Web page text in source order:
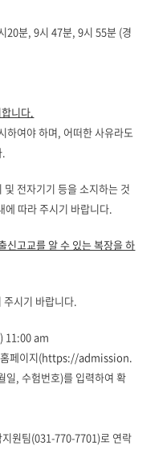
20분, 9시 47분,9시 55분 (경
니다.
여야 하며, 어떠한 사유라도
.
전자기기 등을 소지하는 것
에 따라 주시기 바랍니다.
신고교를 알 수 있는 복장을 하
주시기 바랍니다.
11:00 am
페이지(https://admission.
일, 수험번호)를 입력하여 확
원팀(031-770-7701)로 연락